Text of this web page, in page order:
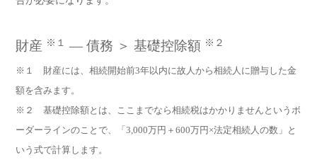
財産 ※１ ― 債務 ＞ 基礎控除額 ※２
※１ 財産には、相続開始前3年以内に故人から相続人に贈与した金
額を含みます。
※２ 基礎控除額とは、ここまでなら相続税はかかりませんというボ
ーダーラインのことで、「3,000万円＋600万円×法定相続人の数」と
いう式で計算します。